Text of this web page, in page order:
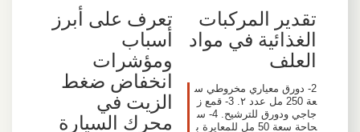
تقدير المركبات
الغذائية في مواد
العلف
2- دورق معياري مخروطي س
عة 250 مل عدد ۲. 3- قمع ز
جاجي ودورق للترشيح. 4- س
حاحة سعة 50 مل للمعايرة ب
تعرف على أبرز
أسباب
ومؤشرات
انخفاض ضغط
الزيت في
محرك السيارة